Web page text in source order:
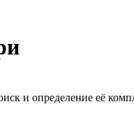
и определение её